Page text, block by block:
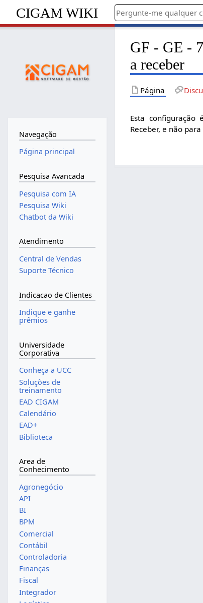
CIGAM WIKI
GF - GE -
a receber
Página
Esta configuração
Receber, e não
Navegação
Página principal
Pesquisa Avancada
Pesquisa com IA
Pesquisa Wiki
Chatbot da Wiki
Atendimento
Central de Vendas
Suporte Técnico
Indicacao de Clientes
Indique e ganhe
prêmios
Universidade
Corporativa
Conheça a UCC
Soluções de
treinamento
EAD CIGAM
Calendário
EAD+
Biblioteca
Area de
Conhecimento
Agronegócio
API
BI
BPM
Comercial
Contábil
Controladoria
Finanças
Fiscal
Integrador